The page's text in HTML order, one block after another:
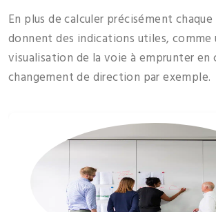
En plus de calculer précisément
donnent des indications utiles, comme
visualisation de la voie à emprunter en
changement de direction par exemple.